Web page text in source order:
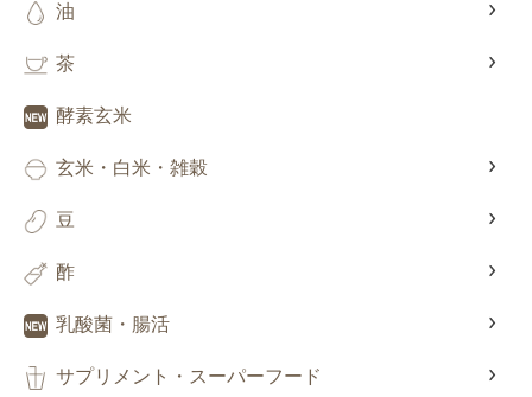
油
茶
酵素玄米
玄米・白米・雑穀
豆
酢
乳酸菌・腸活
サプリメント・スーパーフード